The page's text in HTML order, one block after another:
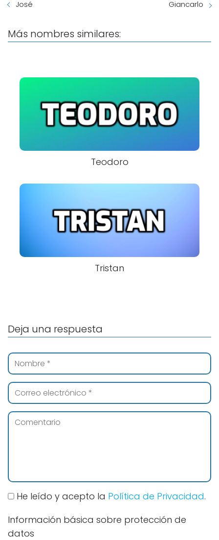
José Giancarlo
Más nombres similares:
Teodoro
Tristan
Deja una respuesta
He leído y acepto la Política de Privacidad.
Información básica sobre protección de
datos